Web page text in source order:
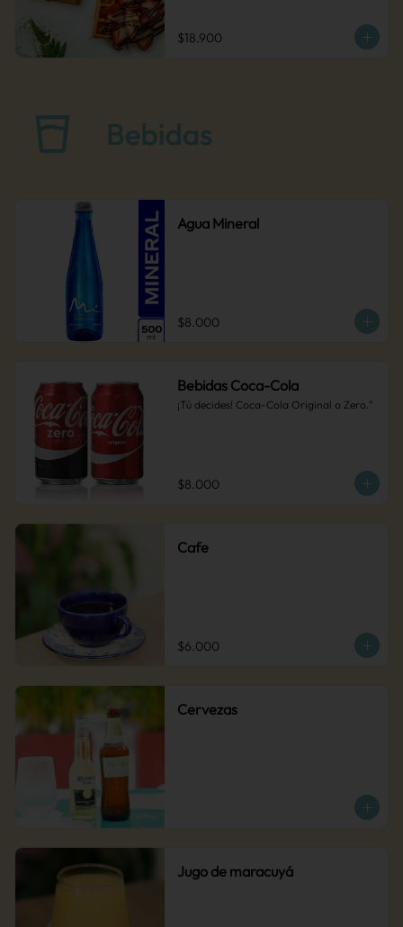
$18.900
Agua Mineral
$8.000
Bebidas Coca-Cola
¡Tú decides! Coca-Cola Original o Zero."
$8.000
Cafe
$6.000
Cervezas
Jugo de maracuyá